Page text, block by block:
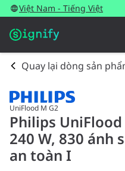
Việt Nam - Tiếng Việt
Quay lại dòng sản
UniFlood M G2
Philips
240 W, 830 ánh
an toàn I